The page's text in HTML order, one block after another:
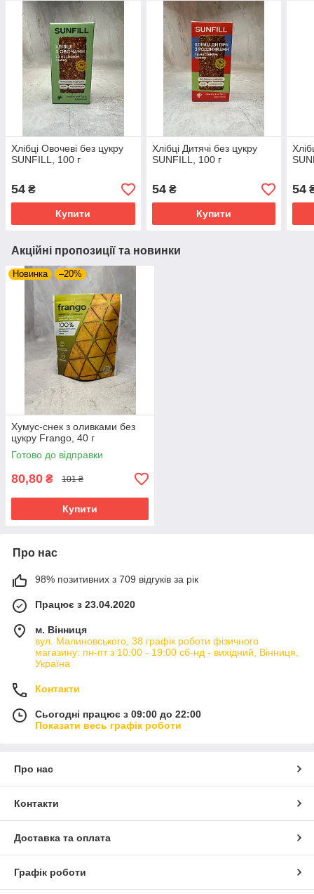
Хлібці Овочеві без цукру
SUNFILL, 100 г
54 ₴
Купити
Хлібці Дитячі без цукру
SUNFILL, 100 г
54₴
Купити
54
Акційні пропозиції та новинки
Новинка –20%
Хумус-снек з оливками без
цукру Frango, 40 г
Готово до відправки
80,80 ₴ 101 ₴
Купити
Про нас
98% позитивних з 709 відгуків за рік
Працює з 23.04.2020
м. Вінниця
вул. Малиновського, 38 графік роботи фізичного
магазину: пн-пт з 10:00 - 19:00 сб-нд - вихідний, Вінниця,
Україна
Контакти
Сьогодні працює з 09:00 до 22:00
Показати весь графік роботи
Про нас
Контакти
Доставка та оплата
Графік роботи